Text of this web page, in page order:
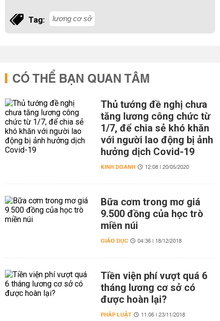
Tag: lương cơ sở
CÓ THỂ BẠN QUAN TÂM
Thủ tướng đề nghị chưa
tăng lương công chức từ
1/7, để chia sẻ khó khăn
với người lao động bị ảnh
hưởng dịch Covid-19
KINH DOANH 12:08 | 20/05/2020
Bữa cơm trong mơ giá
9.500 đồng của học trò
miền núi
GIÁO DỤC 04:36 | 18/12/2018
Tiền viện phí vượt quá 6
tháng lương cơ sở có
được hoàn lại?
PHÁP LUẬT 11:06 | 23/11/2018